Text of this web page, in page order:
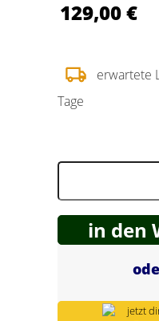
Spring Töpfe
129,00 €
erwartete
Tage
in den